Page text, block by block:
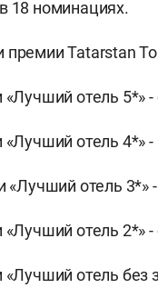
18 номинациях.
премии Tatarstan
«Лучший отель 5*» -
«Лучший отель 4*»
«Лучший отель 3*»
«Лучший отель 2*»
«Лучший отель без